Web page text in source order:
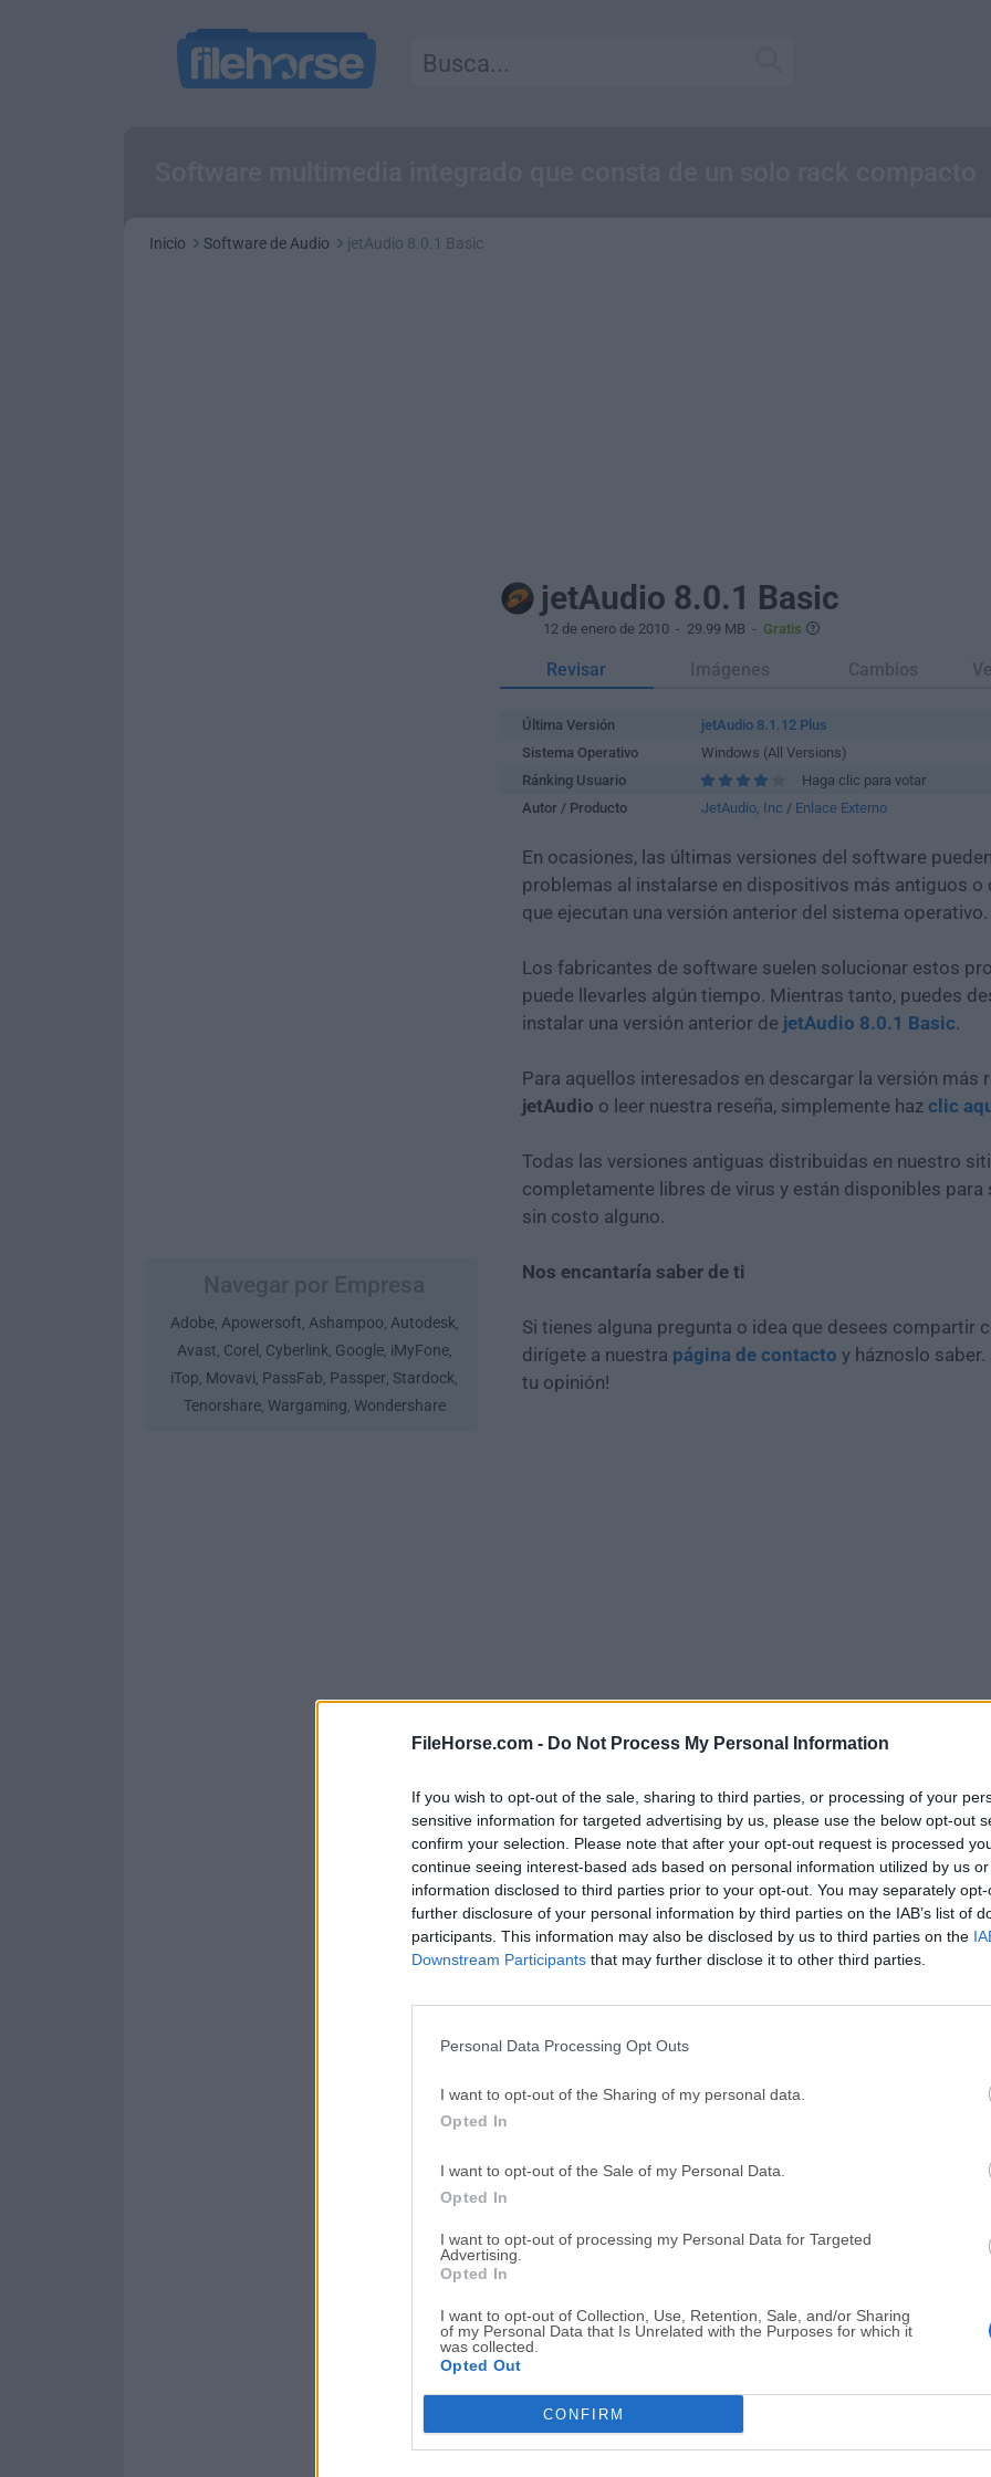
FileHorse.com - Do Not Process My Personal Information
If you wish to opt-out of the sale, sharing to third parties, or processing of your
sensitive information for targeted advertising by us, please use the below opt-out
confirm your selection. Please note that after your opt-out request is processed
continue seeing interest-based ads based on personal information utilized by us
information disclosed to third parties prior to your opt-out. You may separately
further disclosure of your personal information by third parties on the IAB’s list of
participants. This information may also be disclosed by us to third parties on the
Downstream Participants that may further disclose it to other third parties.
Personal Data Processing Opt Outs
I want to opt-out of the Sharing of my personal data.
Opted In
I want to opt-out of the Sale of my Personal Data.
Opted In
I want to opt-out of processing my Personal Data for Targeted
Advertising.
Opted In
I want to opt-out of Collection, Use, Retention, Sale, and/or Sharing
of my Personal Data that Is Unrelated with the Purposes for which it
was collected.
Opted Out
CONFIRM
Inicio Software de Audio jetAudio 8.0.1 Basic
Adobe, Apowersoft, Ashampoo, Autodesk,
Avast, Corel , Cyberlink, Google, iMyFone,
iTop, Movavi, PassFab, Passper, Stardock,
Tenorshare, Wargaming, Wondershare
jetAudio 8.0.1 Basic
12 de enero de 2010 - 29.99 MB - Gratis
Revisar Imágenes Cambios
Última Versión
jetAudio 8.1.12 Plus
Sistema Operativo
Windows (All Versions)
Ránking Usuario
Haga clic para votar
Autor / Producto
JetAudio, Inc / Enlace Externo
En ocasiones, las últimas versiones del software
problemas al instalarse en dispositivos más antiguos
que ejecutan una versión anterior del sistema operativo.
Los fabricantes de software suelen solucionar estos
puede llevarles algún tiempo. Mientras tanto, puedes
instalar una versión anterior de jetAudio 8.0.1 Basic.
Para aquellos interesados en descargar la versión más
jetAudio o leer nuestra reseña, simplemente haz clic
Todas las versiones antiguas distribuidas en nuestro
completamente libres de virus y están disponibles para
sin costo alguno.
Nos encantaría saber de ti
Si tienes alguna pregunta o idea que desees compartir
dirígete a nuestra página de contacto y háznoslo saber.
tu opinión!
Descargar jetAudio 8.0.1 Basic
¿Por qué se publica esta aplicación en Filehorse? ( Más
Imágenes
Top Descargas
Opera 134.0 Build 5954.46 (64-bit)
Adobe Photoshop CC 2026 27.9.1 (64-bit)
GTA 6 for PS5 CapCut Desktop 9.1.0
PC Repair Tool 2026 Hero Wars - Online Action